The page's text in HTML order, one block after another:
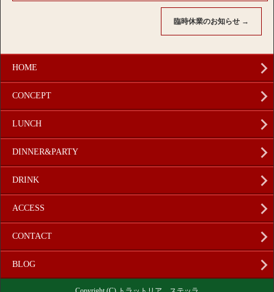
臨時休業のお知らせ →
HOME
CONCEPT
LUNCH
DINNER&PARTY
DRINK
ACCESS
CONTACT
BLOG